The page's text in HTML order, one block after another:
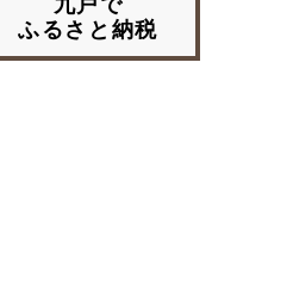
ふるさと納税